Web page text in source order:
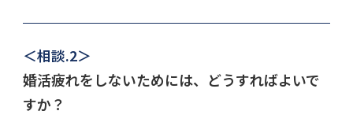
＜相談.2＞
婚活疲れをしないためには、どうすればよいで
すか？